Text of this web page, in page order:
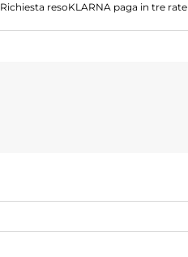
Richiesta resoKLARNA paga in tre rate